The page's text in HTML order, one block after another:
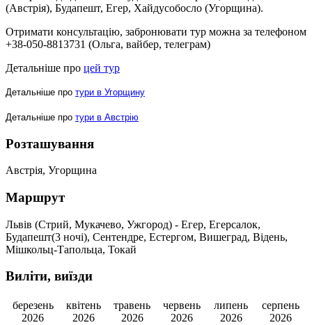
(Австрія), Будапешт, Егер, Хайдусобосло (Угорщина).
Отримати консультацію, забронювати тур можна за телефоном
+38-050-8813731 (Ольга, вайбер, телеграм)
Детальніше про цей тур
Детальніше про тури в Угорщину
Детальніше про тури в Австрію
Розташування
Австрія, Угорщина
Маршрут
Львів (Стрий, Мукачево, Ужгород) - Егер, Егерсалок,
Будапешт(3 ночі), Сентендре, Естергом, Вишеград, Відень,
Мішкольц-Тапольца, Токай
Виліти, виїзди
березень
2026
квітень
2026
травень
2026
червень
2026
липень
2026
серпень
2026